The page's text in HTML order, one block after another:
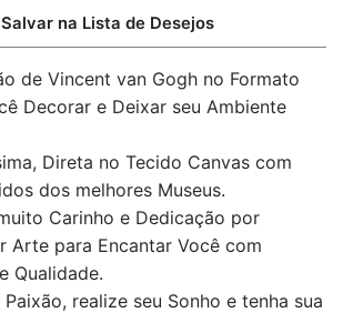
Salvar na Lista de Desejos
de Vincent van Gogh no Formato
Decorar e Deixar seu Ambiente
Direta no Tecido Canvas com
dos melhores Museus.
Carinho e Dedicação por
Arte para Encantar Você com
Qualidade.
realize seu Sonho e tenha sua